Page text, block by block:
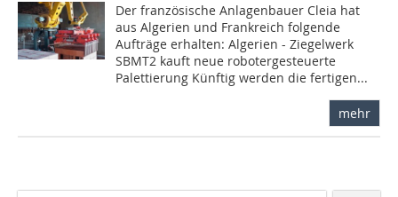
Der französische Anlagenbauer Cleia hat
aus Algerien und Frankreich folgende
Aufträge erhalten: Algerien - Ziegelwerk
SBMT2 kauft neue robotergesteuerte
Palettierung Künftig werden die fertigen...
mehr